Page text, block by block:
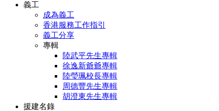
義工
成為義工
香港服務工作指引
義工分享
專輯
陸武平先生專輯
徐逸新爺爺專輯
陸瑩珮校長專輯
周德豐先生專輯
胡澄東先生專輯
援建名錄